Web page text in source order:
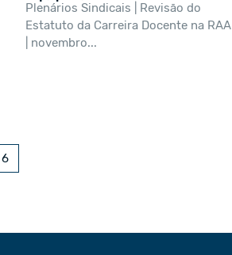
Plenários Sindicais | Revisão do
Estatuto da Carreira Docente na RAA
| novembro...
6